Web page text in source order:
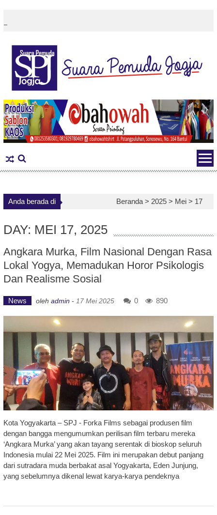
content
Anda berada di Beranda > 2025 > Mei > 17
DAY: MEI 17, 2025
Angkara Murka, Film Nasional Dengan Rasa
Lokal Yogya, Memadukan Horor Psikologis
Dan Realisme Sosial
News oleh admin - 17 Mei 2025 0 890
Kota Yogyakarta – SPJ - Forka Films sebagai produsen film
dengan bangga mengumumkan perilisan film terbaru mereka
‘Angkara Murka’ yang akan tayang serentak di bioskop seluruh
Indonesia mulai 22 Mei 2025. Film ini merupakan debut panjang
dari sutradara muda berbakat asal Yogyakarta, Eden Junjung,
yang sebelumnya dikenal lewat karya-karya pendeknya